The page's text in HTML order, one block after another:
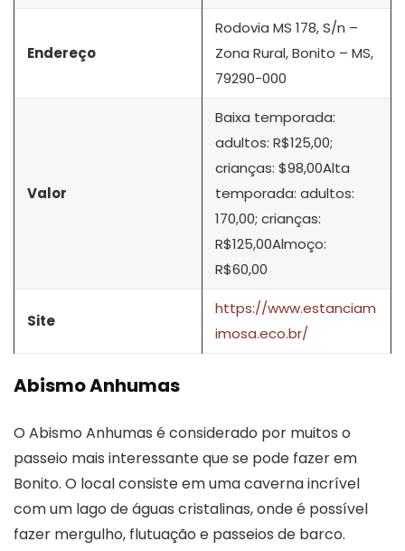
Endereço
Rodovia MS 178, S/n –
Zona Rural, Bonito – MS,
79290-000
Valor
Baixa temporada:
adultos: R$125,00;
crianças: $98,00Alta
temporada: adultos:
170,00; crianças:
R$125,00Almoço:
R$60,00
Site
https://www.estanciam
imosa.eco.br/
Abismo Anhumas
O Abismo Anhumas é considerado por muitos o
passeio mais interessante que se pode fazer em
Bonito. O local consiste em uma caverna incrível
com um lago de águas cristalinas, onde é possível
fazer mergulho, flutuação e passeios de barco.